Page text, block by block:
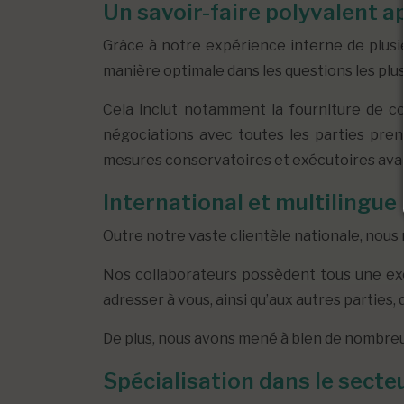
Un savoir-faire polyvalent
Grâce à notre expérience interne de
manière optimale dans les questions les
Cela inclut notamment la fourniture de
négociations avec toutes les parties
mesures conservatoires et exécutoires
International et multilingue
Outre notre vaste clientèle nationale,
Nos collaborateurs possèdent tous une
adresser à vous, ainsi qu’aux autres
De plus, nous avons mené à bien de
Spécialisation dans le